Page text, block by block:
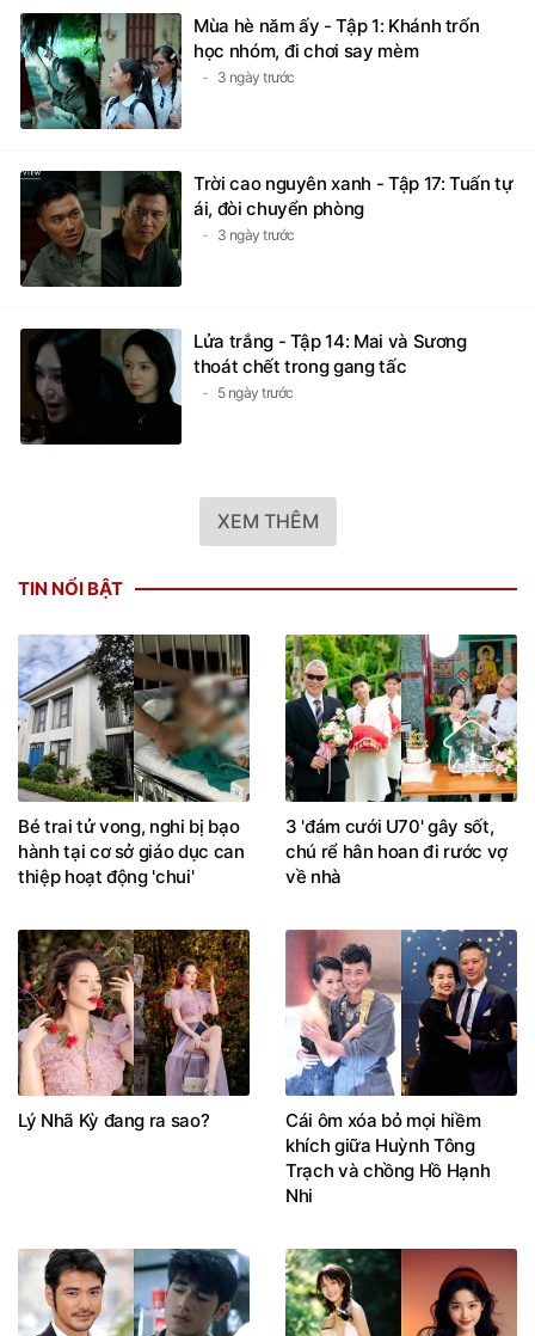
Mùa hè năm ấy - Tập 1: Khánh trốn
học nhóm, đi chơi say mèm
3 ngày trước
Trời cao nguyên xanh - Tập 17: Tuấn tự
ái, đòi chuyển phòng
3 ngày trước
Lửa trắng - Tập 14: Mai và Sương
thoát chết trong gang tấc
5 ngày trước
XEM THÊM
TIN NỔI BẬT
Bé trai tử vong, nghi bị bạo
hành tại cơ sở giáo dục can
thiệp hoạt động 'chui'
3 'đám cưới U70' gây sốt,
chú rể hân hoan đi rước vợ
về nhà
Lý Nhã Kỳ đang ra sao?
Cái ôm xóa bỏ mọi hiềm
khích giữa Huỳnh Tông
Trạch và chồng Hồ Hạnh
Nhi